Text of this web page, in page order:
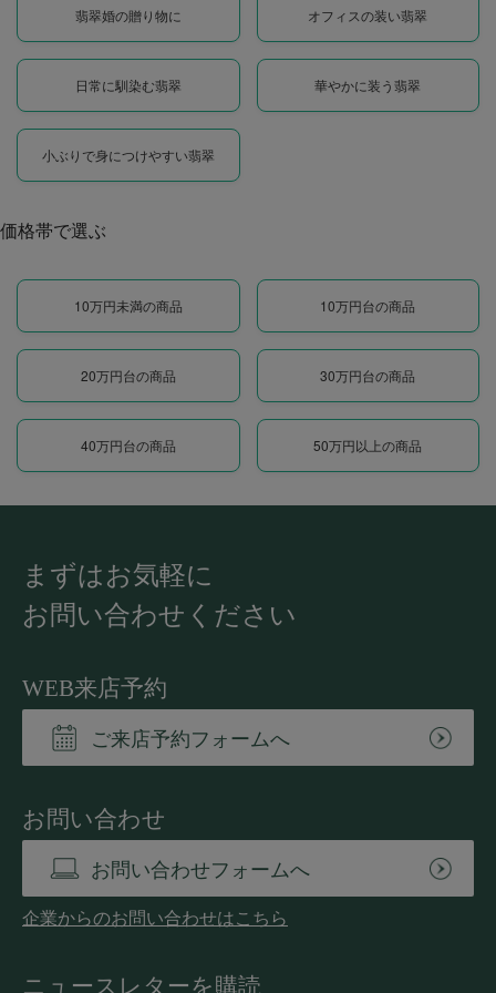
翡翠婚の贈り物に オフィスの装い翡翠
日常に馴染む翡翠 華やかに装う翡翠
小ぶりで身につけやすい翡翠
価格帯で選ぶ
10万円未満の商品 10万円台の商品
20万円台の商品 30万円台の商品
40万円台の商品 50万円以上の商品
まずはお気軽に
お問い合わせください
WEB来店予約
ご来店予約フォームへ
お問い合わせ
お問い合わせフォームへ
企業からのお問い合わせはこちら
ニュースレターを購読